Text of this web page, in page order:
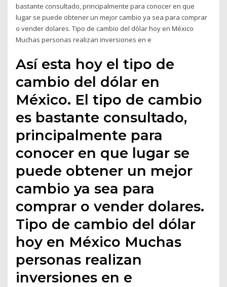
bastante consultado, principalmente para conocer en que
lugar se puede obtener un mejor cambio ya sea para comprar
o vender dolares. Tipo de cambio del dólar hoy en México
Muchas personas realizan inversiones en e
Así esta hoy el tipo de
cambio del dólar en
México. El tipo de cambio
es bastante consultado,
principalmente para
conocer en que lugar se
puede obtener un mejor
cambio ya sea para
comprar o vender dolares.
Tipo de cambio del dólar
hoy en México Muchas
personas realizan
inversiones en e